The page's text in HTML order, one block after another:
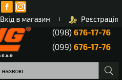
Вхід в магазин Реєстрація
(098)676-17-76
(099)676-17-76